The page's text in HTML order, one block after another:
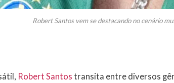
Robert Santos vem se destacando no cenário
Robert Santos transita entre diversos